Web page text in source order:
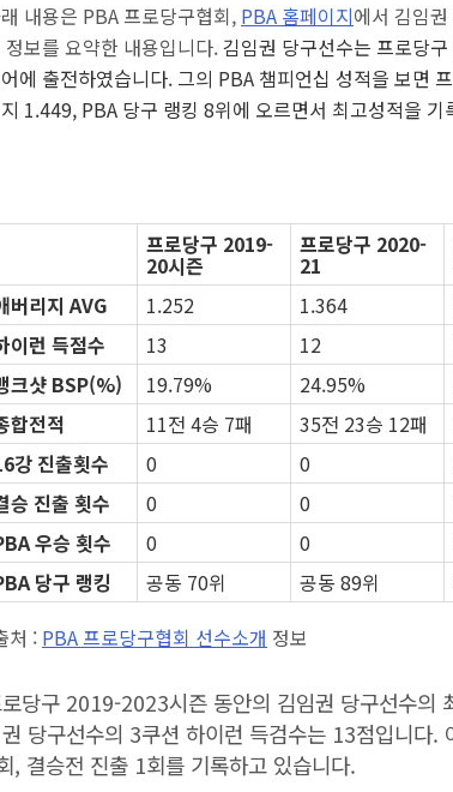
내용은 PBA 프로당구협회, PBA 홈페이지에서 김임
정보를 요약한 내용입니다.김임권 당구선수는 프로당
에 출전하였습니다. 그의 PBA 챔피언십 성적을 보면
1.449, PBA 당구 랭킹 8위에 오르면서 최고성적을 기
프로당구 2019-
20시즌
프로당구 2020-
21
버리지 AVG
1.252 1.364
이런 득점수
13 12
크샷 BSP(%)
19.79% 24.95%
합전적
11전 4승 7패 35전 23승 12패
강 진출횟수
0 0
승 진출 횟수
0 0
우승 횟수
0 0
당구 랭킹
공동 70위 공동 89위
처 : PBA 프로당구협회 선수소개 정보
당구 2019-2023시즌 동안의 김임권 당구선수의
당구선수의 3쿠션 하이런 득검수는 13점입니다.
, 결승전 진출 1회를 기록하고 있습니다.